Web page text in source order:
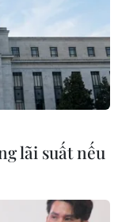
lãi suất nếu